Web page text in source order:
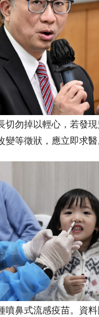
切勿掉以輕心，若發
變等徵狀，應立即求
噴鼻式流感疫苗。資